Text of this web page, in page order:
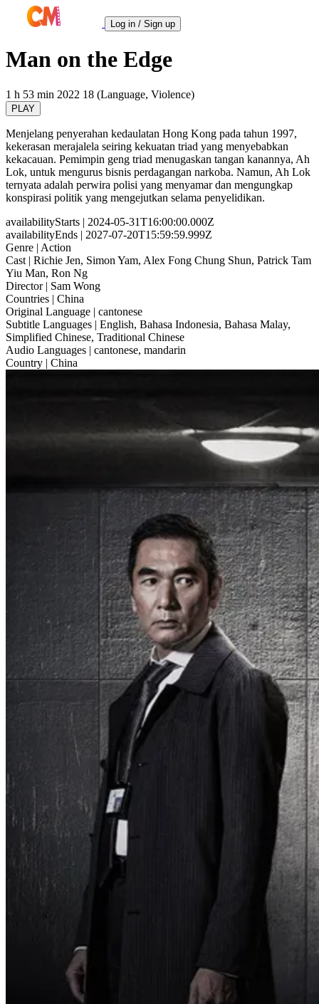
Log in / Sign up
Man on the Edge
1 h 53 min 2022 18 (Language, Violence)
PLAY
Menjelang penyerahan kedaulatan Hong Kong pada tahun 1997,
kekerasan merajalela seiring kekuatan triad yang menyebabkan
kekacauan. Pemimpin geng triad menugaskan tangan kanannya, Ah
Lok, untuk mengurus bisnis perdagangan narkoba. Namun, Ah Lok
ternyata adalah perwira polisi yang menyamar dan mengungkap
konspirasi politik yang mengejutkan selama penyelidikan.
availabilityStarts | 2024-05-31T16:00:00.000Z
availabilityEnds | 2027-07-20T15:59:59.999Z
Genre | Action
Cast | Richie Jen, Simon Yam, Alex Fong Chung Shun, Patrick Tam
Yiu Man, Ron Ng
Director| Sam Wong
Countries | China
Original Language | cantonese
Subtitle Languages | English, Bahasa Indonesia, Bahasa Malay,
Simplified Chinese, Traditional Chinese
Audio Languages | cantonese, mandarin
Country | China